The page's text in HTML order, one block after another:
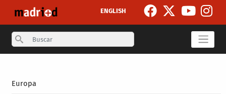
ENGLISH
Search
Europa